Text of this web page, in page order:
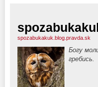
spozabukakuk.blog.pravda.sk
Богу
гребись.